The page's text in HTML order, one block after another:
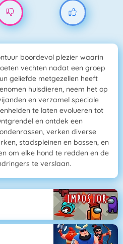
boordevol plezier waarin
vechten nadat een groep
geliefde metgezellen heeft
huisdieren, neem het op
en verzamel speciale
te laten evolueren tot
en ontdek een
verken diverse
stadspleinen en bossen, en
om elke hond te redden en de
te verslaan.